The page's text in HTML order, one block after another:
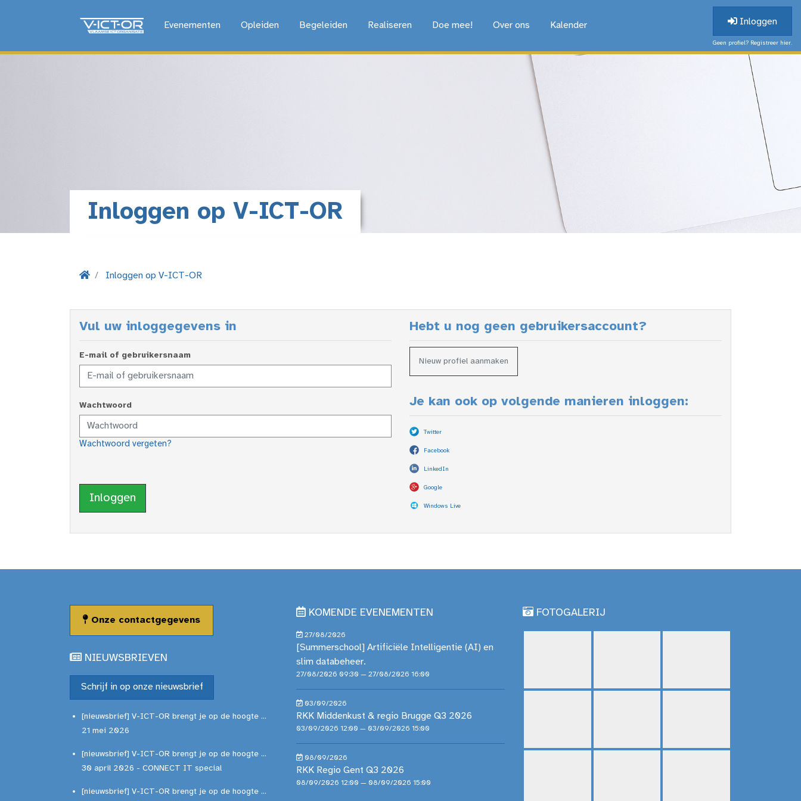
Evenementen Opleiden Begeleiden Realiseren Doe mee! Over ons Kalender Inloggen
Geen profiel? Registreer hier.
Inloggen op V-ICT-OR
Inloggen op V-ICT-OR
Vul uw inloggegevens in
E-mail of gebruikersnaam
Wachtwoord
Wachtwoord vergeten?
Inloggen
Hebt u nog geen gebruikersaccount?
Nieuw profiel aanmaken
Je kan ook op volgende manieren inloggen:
Twitter
Facebook
LinkedIn
Google
Windows Live
Onze contactgegevens
NIEUWSBRIEVEN
Schrijf in op onze nieuwsbrief
[nieuwsbrief] V-ICT-OR brengt je op de hoogte ...
21 mei 2026
[nieuwsbrief] V-ICT-OR brengt je op de hoogte ...
30 april 2026 - CONNECT IT special
[nieuwsbrief] V-ICT-OR brengt je op de hoogte ...
KOMENDE EVENEMENTEN
27/08/2026
[Summerschool] Artificiële Intelligentie (AI) en
slim databeheer.
27/08/2026 09:30 — 27/08/2026 16:00
03/09/2026
RKK Middenkust & regio Brugge Q3 2026
03/09/2026 12:00 — 03/09/2026 15:00
08/09/2026
RKK Regio Gent Q3 2026
08/09/2026 12:00 — 08/09/2026 15:00
FOTOGALERIJ